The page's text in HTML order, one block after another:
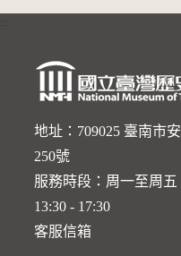
地址：709025 臺南市
250號
服務時段：周一至周五
13:30 - 17:30
客服信箱